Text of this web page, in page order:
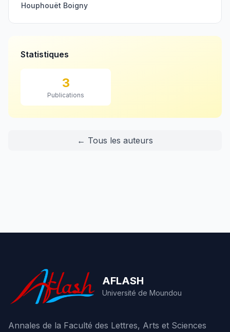
Houphouët Boigny
Statistiques
3
Publications
← Tous les auteurs
AFLASH
Université de Moundou
Annales de la Faculté des Lettres, Arts et Sciences